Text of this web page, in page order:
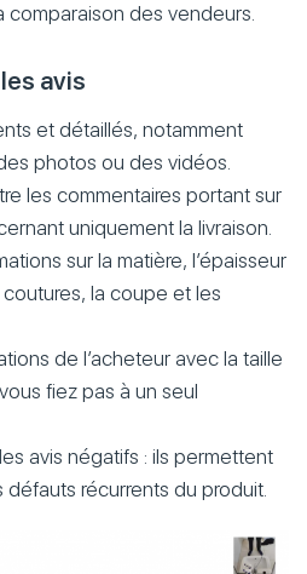
comparaison des vendeurs.
avis
et détaillés, notamment
photos ou des vidéos.
les commentaires portant sur
uniquement la livraison.
sur la matière, l’épaisseur
la coupe et les
de l’acheteur avec la taille
fiez pas à un seul
avis négatifs : ils permettent
défauts récurrents du produit.